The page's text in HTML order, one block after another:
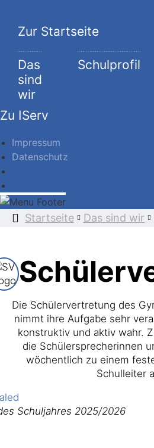
Zur Startseite
Das
sind
wir
Schulprofil
Zu IServ
Impressum
Datenschutz
Startseite Das sind wir
Die Schülervertretung des
nimmt ihre Aufgabe sehr
konstruktiv und aktiv wahr.
die Schülersprecherinnen
wöchentlich zu einem
Schulleiter
Schuljahres 2025/2026